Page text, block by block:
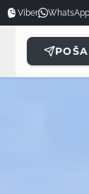
Viber WhatsApp